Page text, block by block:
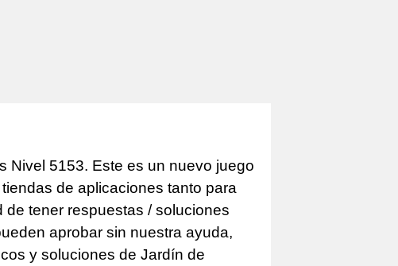
Nivel 5153. Este es un nuevo juego
de aplicaciones tanto para
tener respuestas / soluciones
aprobar sin nuestra ayuda,
y soluciones de Jardín de